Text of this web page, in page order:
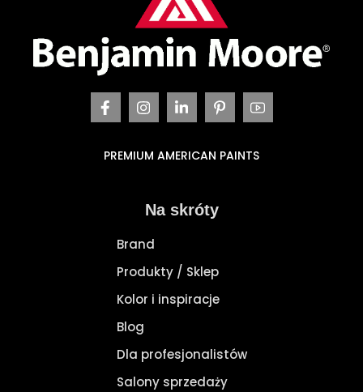
PREMIUM AMERICAN PAINTS
Na skróty
Brand
Produkty / Sklep
Kolor i inspiracje
Blog
Dla profesjonalistów
Salony sprzedaży